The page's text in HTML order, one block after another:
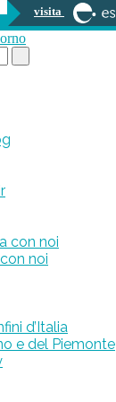
visita
con noi
noi
d’Italia
e del Piemonte